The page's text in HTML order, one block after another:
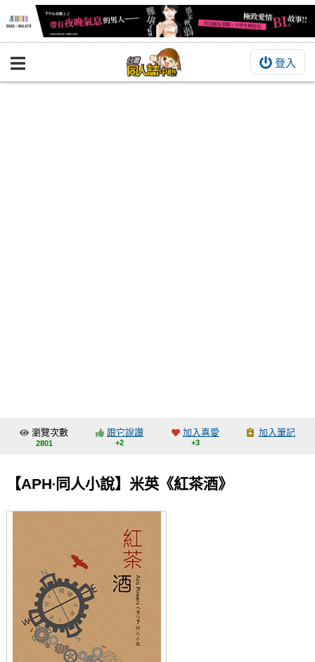
登入
BOOKY書集倉庫
交流中心
會員功能選單
登入
瀏覽次數
2801
跟它說讚
+2
加入喜愛
+3
加入筆記
【APH‧同人小說】米英《紅茶酒》